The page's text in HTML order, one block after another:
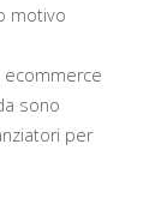
motivo
ecommerce
sono
per